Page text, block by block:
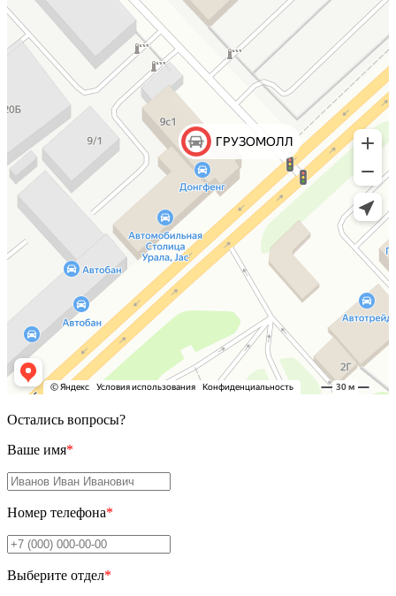
Остались вопросы?
Ваше имя*
Номер телефона*
Выберите отдел*